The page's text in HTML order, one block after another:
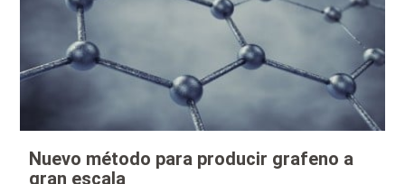
Nuevo método para producir grafeno a
gran escala